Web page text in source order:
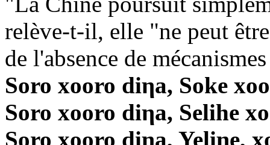
relève-t-il, elle "ne peut
de l'absence de
Soro xooro diηa, Soke
Soro xooro diηa, Selihe
Soro xooro diηa, Yeliηe,